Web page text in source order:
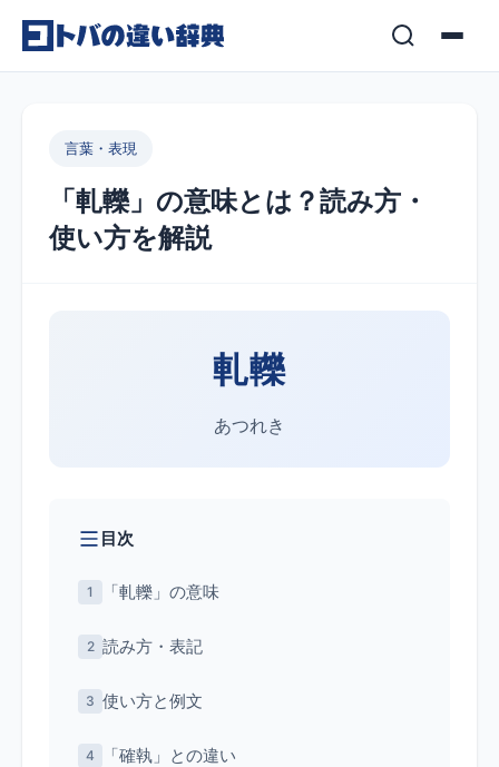
コンテンツへスキップ
言葉・表現
「軋轢」の意味とは？読み方・
使い方を解説
軋轢
あつれき
目次
「軋轢」の意味
読み方・表記
使い方と例文
「確執」との違い